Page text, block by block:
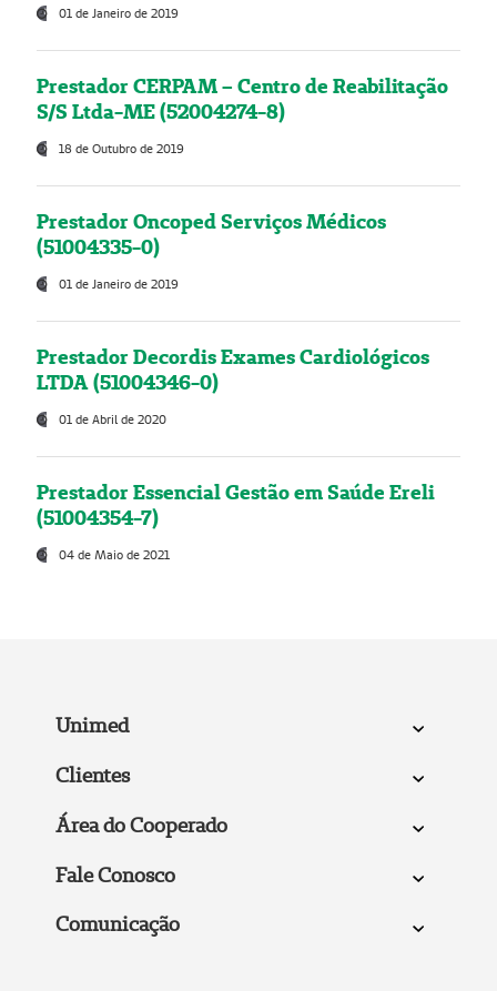
01 de Janeiro de 2019
Prestador CERPAM – Centro de Reabilitação
S/S Ltda-ME (52004274-8)
18 de Outubro de 2019
Prestador Oncoped Serviços Médicos
(51004335-0)
01 de Janeiro de 2019
Prestador Decordis Exames Cardiológicos
LTDA (51004346-0)
01 de Abril de 2020
Prestador Essencial Gestão em Saúde Ereli
(51004354-7)
04 de Maio de 2021
Unimed
Clientes
Área do Cooperado
Fale Conosco
Comunicação